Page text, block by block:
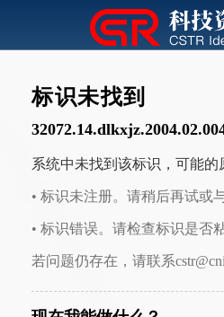
标识未找到
系统中未找到该标识，可能的
• 标识未注册。请稍后再试或
• 标识错误。请检查标识是否
若问题仍存在，请联系